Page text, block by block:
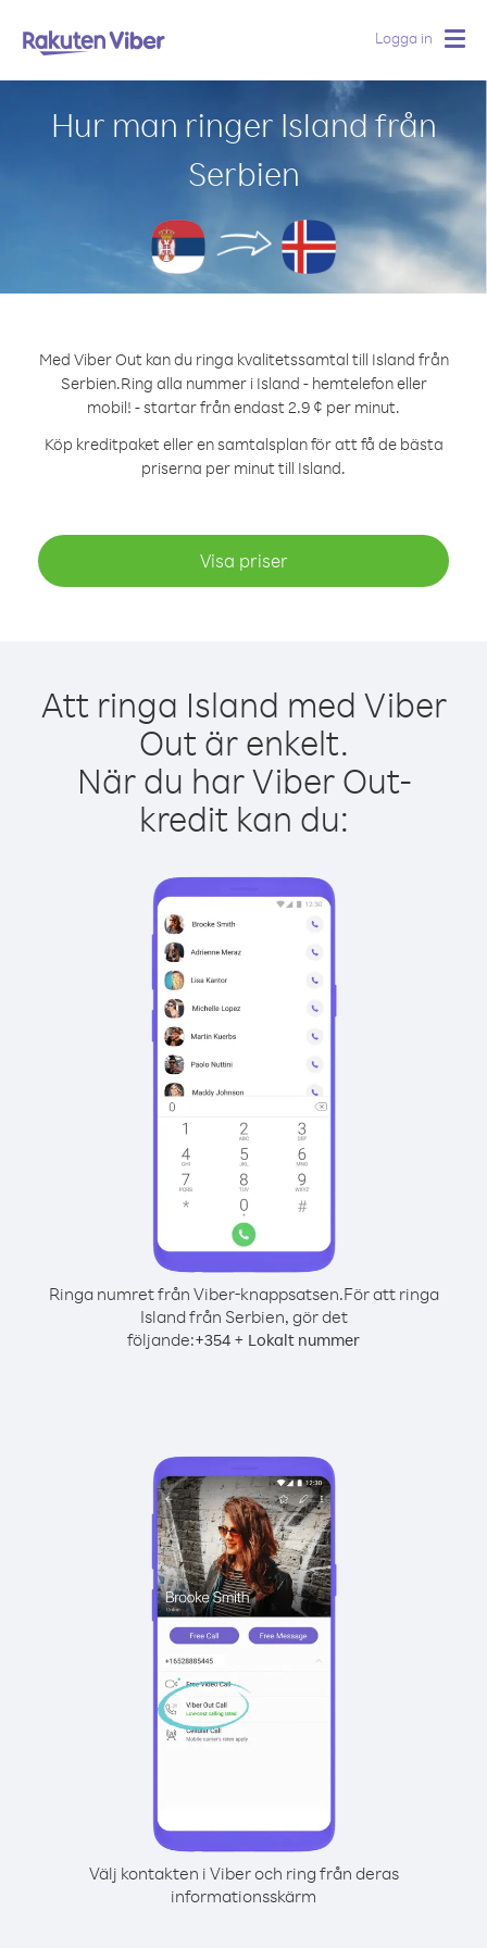
Logga in
Hur man ringer Island från
Serbien
Med Viber Out kan du ringa kvalitetssamtal till Island från
Serbien.Ring alla nummer i Island - hemtelefon eller
mobil! - startar från endast 2.9 ¢ per minut.
Köp kreditpaket eller en samtalsplan för att få de bästa
priserna per minut till Island.
Visa priser
Att ringa Island med Viber
Out är enkelt.
När du har Viber Out-
kredit kan du:
Ringa numret från Viber-knappsatsen.För att ringa
Island från Serbien, gör det
följande:+354 + Lokalt nummer
Välj kontakten i Viber och ring från deras
informationsskärm